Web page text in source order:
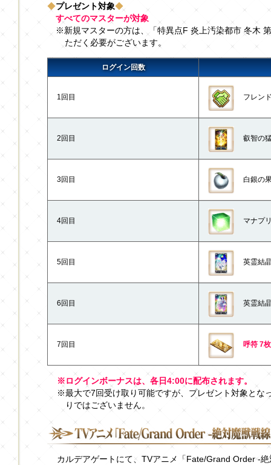
◆プレゼント対象◆
すべてのマスターが対象
※新規マスターの方は、「特異点F 炎上汚染都市 冬木
ただく必要がございます。
ログイン回数
1回目 フレン
2回目 叡智の
3回目 白銀の
4回目 マナプ
5回目 英霊結
6回目 英霊結
7回目 呼符 7枚
※ログインボーナスは、各日4:00に配布されます。
※最大で7回受け取り可能ですが、プレゼント対象とな
りではございません。
カルデアゲートにて、TVアニメ「Fate/Grand Order -